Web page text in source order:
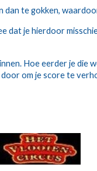
dan te gokken,
dat je hierdoor
Hoe eerder je die
om je score te